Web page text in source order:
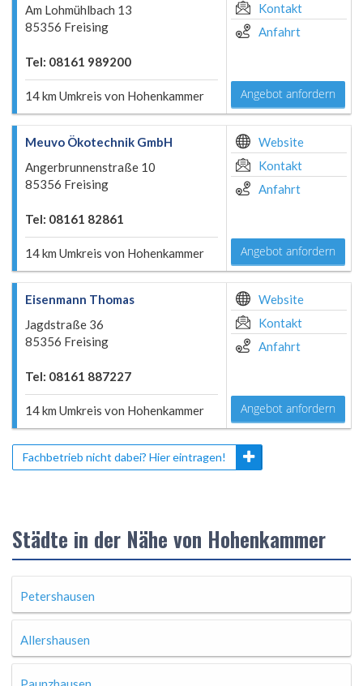
Am Lohmühlbach 13
85356 Freising
Tel: 08161 989200
14 km Umkreis von Hohenkammer
Kontakt
Anfahrt
Angebot anfordern
Meuvo Ökotechnik GmbH
Angerbrunnenstraße 10
85356 Freising
Tel: 08161 82861
14 km Umkreis von Hohenkammer
Website
Kontakt
Anfahrt
Angebot anfordern
Eisenmann Thomas
Jagdstraße 36
85356 Freising
Tel: 08161 887227
14 km Umkreis von Hohenkammer
Website
Kontakt
Anfahrt
Angebot anfordern
Fachbetrieb nicht dabei? Hier eintragen!
Städte in der Nähe von Hohenkammer
Petershausen
Allershausen